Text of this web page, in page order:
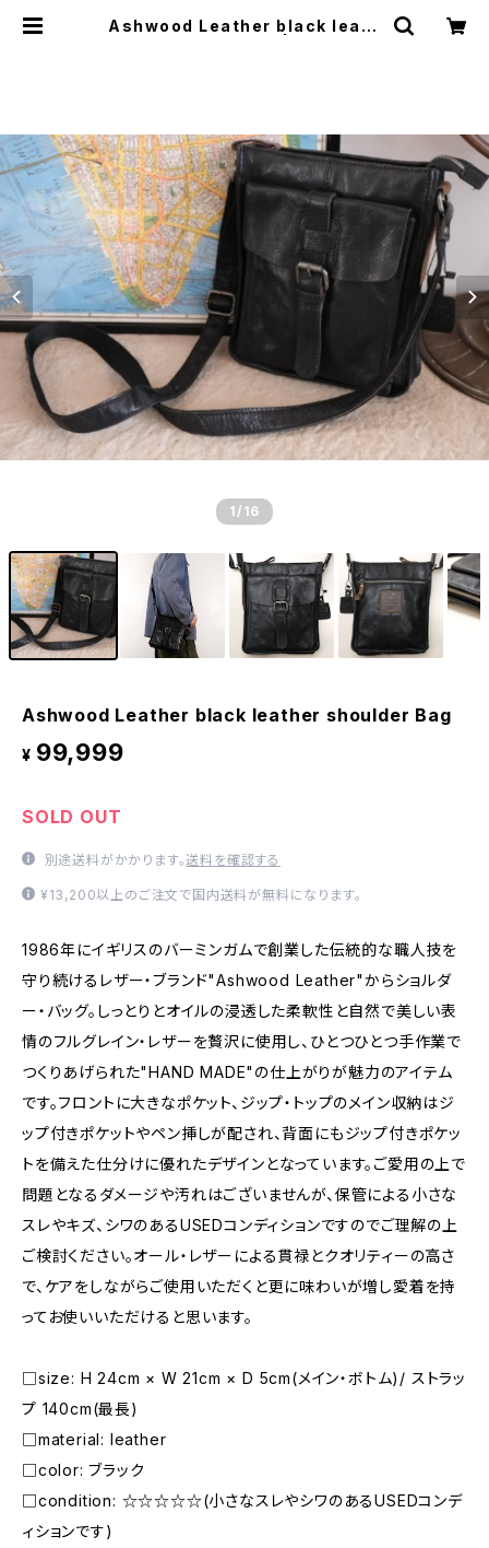
Ashwood Leather black leath
1 /16
Ashwood Leather black leather shoulder Bag
¥ 99,999
SOLD OUT
別途送料がかかります。送料を確認する
¥13,200以上のご注文で国内送料が無料になります。
1986年にイギリスのバーミンガムで創業した伝統的な職人技を
守り続けるレザー・ブランド"Ashwood Leather"からショルダ
ー・バッグ。しっとりとオイルの浸透した柔軟性と自然で美しい表
情のフルグレイン・レザーを贅沢に使用し、ひとつひとつ手作業で
つくりあげられた"HAND MADE"の仕上がりが魅力のアイテム
です。フロントに大きなポケット、ジップ・トップのメイン収納はジ
ップ付きポケットやペン挿しが配され、背面にもジップ付きポケッ
トを備えた仕分けに優れたデザインとなっています。ご愛用の上で
問題となるダメージや汚れはございませんが、保管による小さな
スレやキズ、シワのあるUSEDコンディションですのでご理解の上
ご検討ください。オール・レザーによる貫禄とクオリティーの高さ
で、ケアをしながらご使用いただくと更に味わいが増し愛着を持
ってお使いいただけると思います。
□size: H 24cm × W 21cm × D 5cm(メイン・ボトム)/ ストラッ
プ 140cm(最長)
□material: leather
□color: ブラック
□condition: ☆☆☆☆☆(小さなスレやシワのあるUSEDコンデ
ィションです)